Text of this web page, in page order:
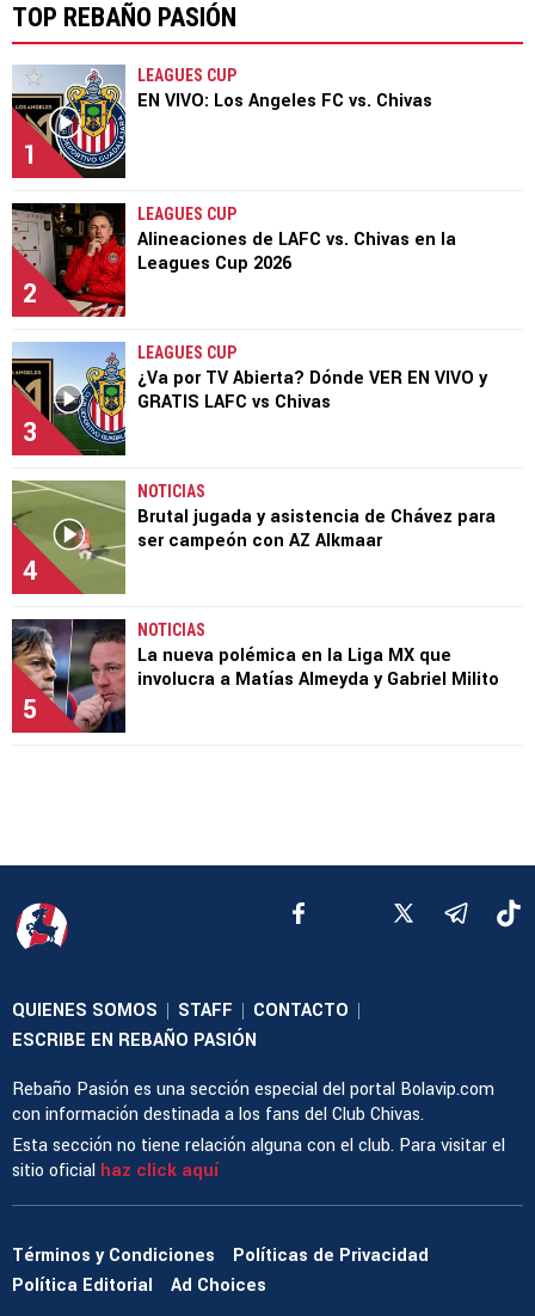
TOP REBAÑO PASIÓN
1
LEAGUES CUP
EN VIVO: Los Angeles FC vs. Chivas
2
LEAGUES CUP
Alineaciones de LAFC vs. Chivas en la
Leagues Cup 2026
3
LEAGUES CUP
¿Va por TV Abierta? Dónde VER EN VIVO y
GRATIS LAFC vs Chivas
4
NOTICIAS
Brutal jugada y asistencia de Chávez para
ser campeón con AZ Alkmaar
5
NOTICIAS
La nueva polémica en la Liga MX que
involucra a Matías Almeyda y Gabriel Milito
QUIENES SOMOS | STAFF | CONTACTO |
ESCRIBE EN REBAÑO PASIÓN
Rebaño Pasión es una sección especial del portal Bolavip.com
con información destinada a los fans del Club Chivas.
Esta sección no tiene relación alguna con el club. Para visitar el
sitio oficial haz click aquí
Términos y Condiciones
Políticas de Privacidad
Política Editorial
Ad Choices